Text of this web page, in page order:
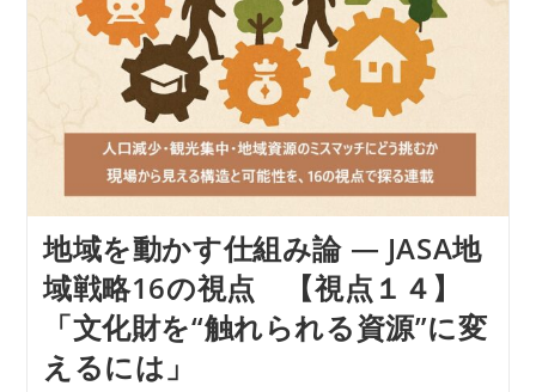
の
視
点
【視
点
５】
「共
に
つ
体
験
型
交
流
―
次
世
地域を動かす仕組み論 ― JASA地
域戦略16の視点 【視点１４】
「文化財を“触れられる資源”に変
えるには」